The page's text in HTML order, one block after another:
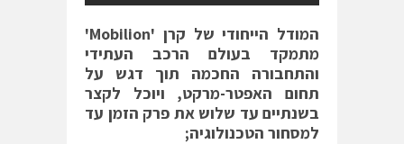
המודל הייחודי של קרן 'Mobilion
'
מתמקד בעולם הרכב העתידי
והתחבורה החכמה תוך דגש על
תחום האפטר-מרקט, ויוכל לקצר
בשנתיים עד שלוש את פרק הזמן עד
למסחור הטכנולוגיה;